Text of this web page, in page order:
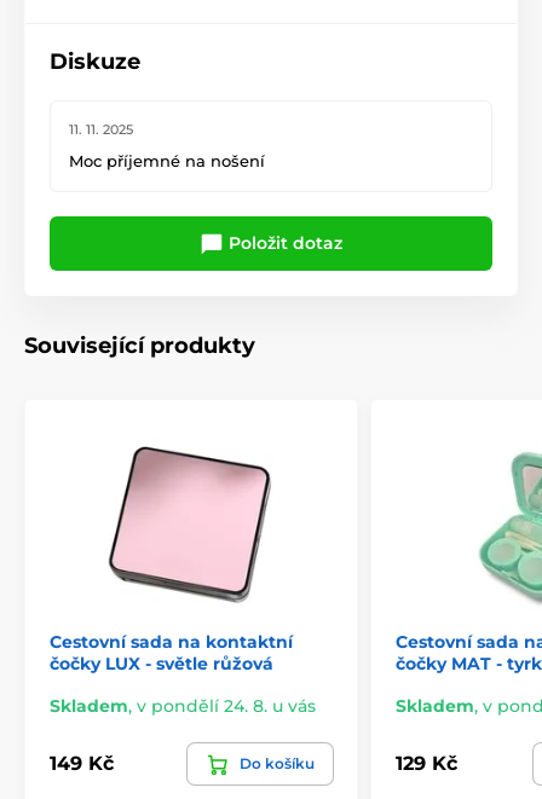
Diskuze
11. 11. 2025
Moc příjemné na nošení
Položit dotaz
Související produkty
Cestovní sada na kontaktní
čočky LUX - světle růžová
Skladem, v pondělí 24. 8. u vás
149 Kč Do košíku
Cestovní sada
čočky MAT -
Skladem, v
129 Kč